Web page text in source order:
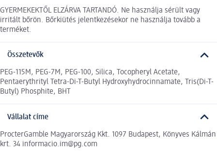
GYERMEKEKTŐL ELZÁRVA TARTANDÓ. Ne használja sérült vagy
irritált bőrön. Bőrkiütés jelentkezésekor ne használja tovább a
terméket.
Összetevők
PEG-115M, PEG-7M, PEG-100, Silica, Tocopheryl Acetate,
Pentaerythrityl Tetra-Di-T-Butyl Hydroxyhydrocinnamate, Tris(Di-T-
Butyl) Phosphite, BHT
Vállalat címe
ProcterGamble Magyarország Kkt. 1097 Budapest, Könyves Kálmán
krt. 34 informacio.im@pg.com